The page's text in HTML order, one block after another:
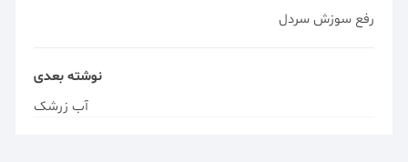
رفع سوزش سردل
نوشته بعدی
آب زرشک